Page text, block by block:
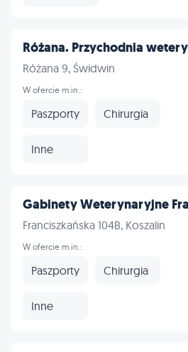
Różana. Przychodnia
Różana 9, Świdwin
W ofercie m.in.:
Paszporty Chirurgia
Inne
Gabinety Weterynaryjne
Franciszkańska 104B, Koszalin
W ofercie m.in.:
Paszporty Chirurgia
Inne